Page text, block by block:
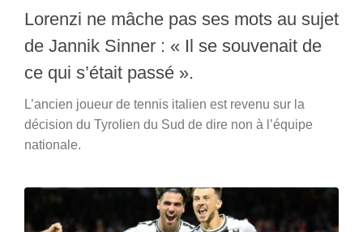
Lorenzi ne mâche pas ses mots au sujet
de Jannik Sinner : « Il se souvenait de
ce qui s’était passé ».
L’ancien joueur de tennis italien est revenu sur la
décision du Tyrolien du Sud de dire non à l’équipe
nationale.